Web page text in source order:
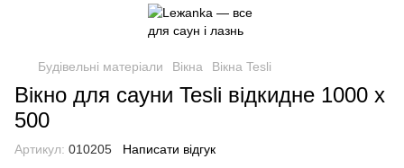
Будівельні матеріали Вікна Вікна Tesli
Вікно для сауни Tesli відкидне 1000 х
500
Артикул: 010205 Написати відгук